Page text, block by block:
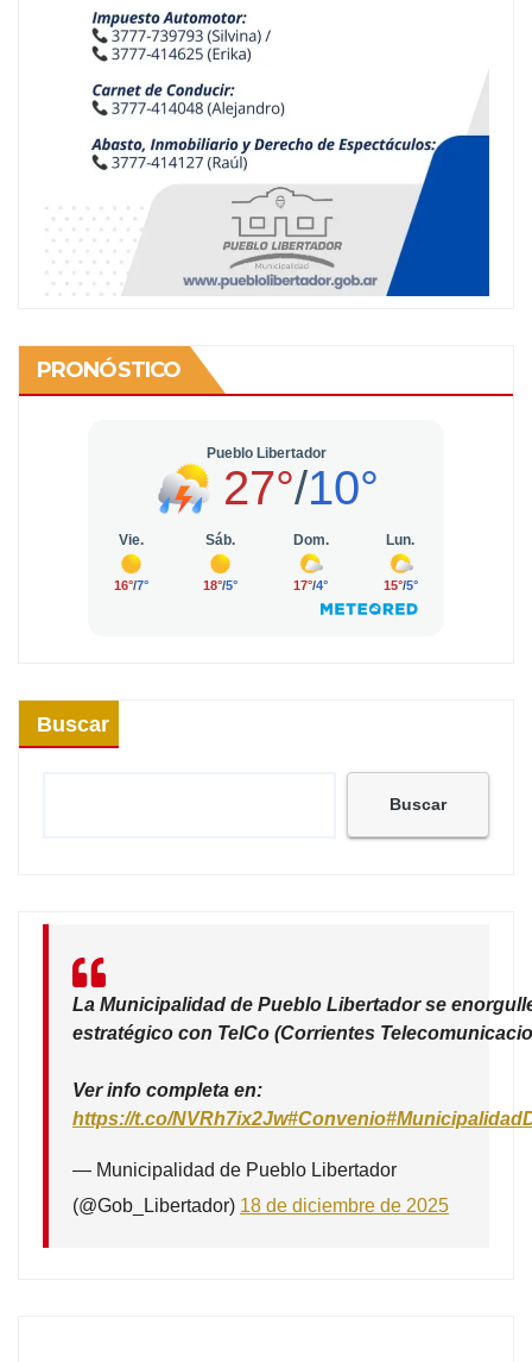
PRONÓSTICO
Buscar
Buscar
La Municipalidad de Pueblo Libertador se
estratégico con TelCo (Corrientes
Ver info completa en:
https://t.co/NVRh7ix2Jw#Convenio
— Municipalidad de Pueblo Libertador
(@Gob_Libertador) 18 de diciembre de 2025